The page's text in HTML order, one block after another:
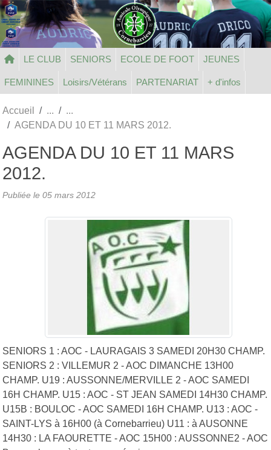
LE CLUB SENIORS ECOLE DE FOOT JEUNES
FEMININES Loisirs/Vétérans PARTENARIAT + d'infos
Accueil
AGENDA DU 10 ET 11 MARS 2012.
AGENDA DU 10 ET 11 MARS
2012.
Publiée le 05 mars 2012
SENIORS 1 : AOC - LAURAGAIS 3 SAMEDI 20H30 CHAMP.
SENIORS 2 : VILLEMUR 2 - AOC DIMANCHE 13H00
CHAMP. U19 : AUSSONNE/MERVILLE 2 - AOC SAMEDI
16H CHAMP. U15 : AOC - ST JEAN SAMEDI 14H30 CHAMP.
U15B : BOULOC - AOC SAMEDI 16H CHAMP. U13 : AOC -
SAINT-LYS à 16H00 (à Cornebarrieu) U11 : à AUSONNE
14H30 : LA FAOURETTE - AOC 15H00 : AUSSONNE2 - AOC
Panneau de gestion des cookies